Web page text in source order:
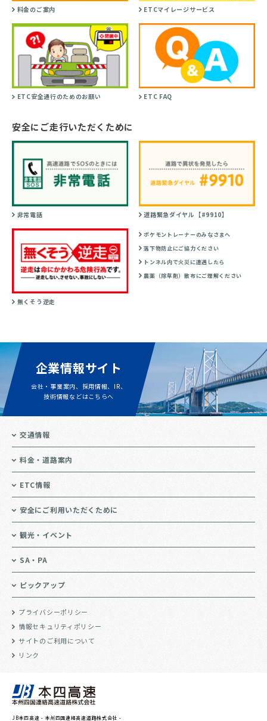
料金のご案内 ETCマイレージサービス
ETC安全通行のためのお願い ETC FAQ
安全にご走行いただくために
非常電話 道路緊急ダイヤル【#9910】
無くそう逆走
ポケモントレーナーのみなさまへ
落下物防止にご協力ください
トンネル内で火災に遭遇したら
農薬（除草剤）散布にご理解ください
企業情報サイト
会社・事業案内、採用情報、IR、
技術情報などはこちらへ
交通情報
料金・道路案内
ETC情報
安全にご利用いただくために
観光・イベント
SA・PA
ピックアップ
プライバシーポリシー
情報セキュリティポリシー
サイトのご利用について
リンク
JB本四高速 - 本州四国連絡高速道路株式会社 -